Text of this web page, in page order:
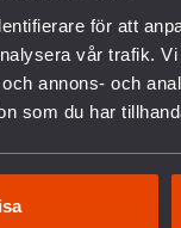
för att
vår trafik.
annons- och
som du har
dialog med
Varför? Därför
sig av
svara för alla
nu. Det är därför
och skrämma